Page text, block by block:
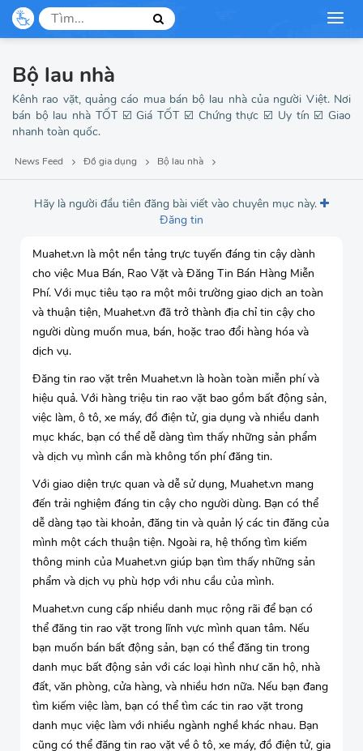
Mẹ và bé
Thời trang
Việc làm, tuyển dụng
Bộ lau nhà
Kênh rao vặt, quảng cáo mua bán bộ lau nhà của người Việt. Nơi
bán bộ lau nhà TỐT ☑️ Giá TỐT ☑️ Chứng thực ☑️ Uy tín ☑️ Giao
nhanh toàn quốc.
News Feed Đồ gia dụng Bộ lau nhà
Hãy là người đầu tiên đăng bài viết vào chuyên mục này.
Đăng tin
Muahet.vn là một nền tảng trực tuyến đáng tin cậy dành
cho việc Mua Bán, Rao Vặt và Đăng Tin Bán Hàng Miễn
Phí. Với mục tiêu tạo ra một môi trường giao dịch an toàn
và thuận tiện, Muahet.vn đã trở thành địa chỉ tin cậy cho
người dùng muốn mua, bán, hoặc trao đổi hàng hóa và
dịch vụ.
Đăng tin rao vặt trên Muahet.vn là hoàn toàn miễn phí và
hiệu quả. Với hàng triệu tin rao vặt bao gồm bất động sản,
việc làm, ô tô, xe máy, đồ điện tử, gia dụng và nhiều danh
mục khác, bạn có thể dễ dàng tìm thấy những sản phẩm
và dịch vụ mình cần mà không tốn phí đăng tin.
Với giao diện trực quan và dễ sử dụng, Muahet.vn mang
đến trải nghiệm đáng tin cậy cho người dùng. Bạn có thể
dễ dàng tạo tài khoản, đăng tin và quản lý các tin đăng của
mình một cách thuận tiện. Ngoài ra, hệ thống tìm kiếm
thông minh của Muahet.vn giúp bạn tìm thấy những sản
phẩm và dịch vụ phù hợp với nhu cầu của mình.
Muahet.vn cung cấp nhiều danh mục rộng rãi để bạn có
thể đăng tin rao vặt trong lĩnh vực mình quan tâm. Nếu
bạn muốn bán bất động sản, bạn có thể đăng tin trong
danh mục bất động sản với các loại hình như căn hộ, nhà
đất, văn phòng, cửa hàng, và nhiều hơn nữa. Nếu bạn đang
tìm kiếm việc làm, bạn có thể tìm các tin rao vặt trong
danh mục việc làm với nhiều ngành nghề khác nhau. Bạn
cũng có thể đăng tin rao vặt về ô tô, xe máy, đồ điện tử, gia